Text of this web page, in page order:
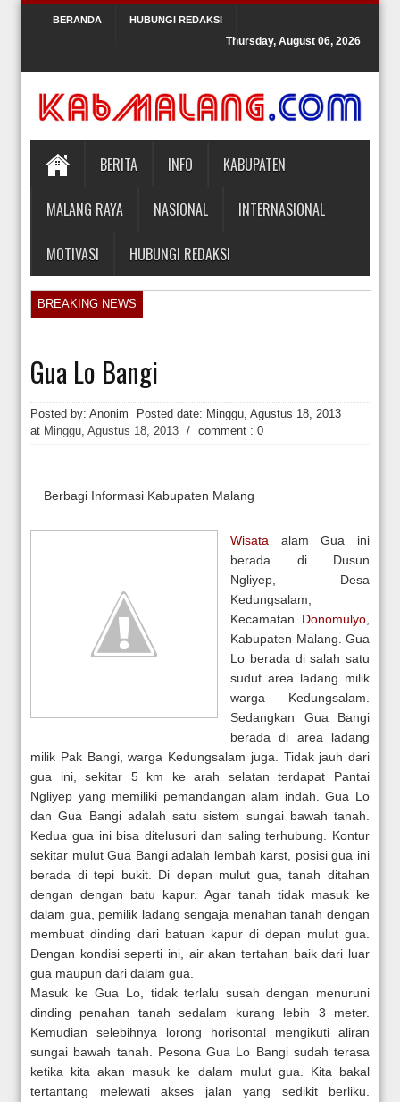
BERANDA HUBUNGI REDAKSI
Thursday, August 06, 2026
BERITA INFO KABUPATEN
MALANG RAYA NASIONAL INTERNASIONAL
MOTIVASI HUBUNGI REDAKSI
BREAKING NEWS
KPK Periksa Mantan Stafsus Menag Gus Yaqut terkait Kasus Kuota
Hakim Kabulkan Sebagian Gugatan Praperadilan Roy Suryo
Gua Lo Bangi
Posted by: Anonim Posted date: Minggu, Agustus 18, 2013
at Minggu, Agustus 18, 2013 / comment : 0
Berbagi Informasi Kabupaten Malang
Wisata alam Gua ini
berada di Dusun
Ngliyep, Desa
Kedungsalam,
Kecamatan Donomulyo
Kabupaten Malang. Gua
Lo berada di salah satu
sudut area ladang milik
warga Kedungsalam.
Sedangkan Gua Bangi
berada di area ladang
milik Pak Bangi, warga Kedungsalam juga. Tidak jauh dari
gua ini, sekitar 5 km ke arah selatan terdapat Pantai
Ngliyep yang memiliki pemandangan alam indah. Gua Lo
dan Gua Bangi adalah satu sistem sungai bawah tanah.
Kedua gua ini bisa ditelusuri dan saling terhubung. Kontur
sekitar mulut Gua Bangi adalah lembah karst, posisi gua ini
berada di tepi bukit. Di depan mulut gua, tanah ditahan
dengan dengan batu kapur. Agar tanah tidak masuk ke
dalam gua, pemilik ladang sengaja menahan tanah dengan
membuat dinding dari batuan kapur di depan mulut gua.
Dengan kondisi seperti ini, air akan tertahan baik dari luar
gua maupun dari dalam gua.
Masuk ke Gua Lo, tidak terlalu susah dengan menuruni
dinding penahan tanah sedalam kurang lebih 3 meter.
Kemudian selebihnya lorong horisontal mengikuti aliran
sungai bawah tanah. Pesona Gua Lo Bangi sudah terasa
ketika kita akan masuk ke dalam mulut gua. Kita bakal
tertantang melewati akses jalan yang sedikit berliku.